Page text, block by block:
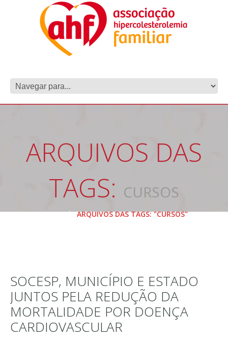
ARQUIVOS DAS
TAGS: CURSOS
HOME ARQUIVOS DAS TAGS: "CURSOS"
SOCESP, MUNICÍPIO E ESTADO
JUNTOS PELA REDUÇÃO DA
MORTALIDADE POR DOENÇA
CARDIOVASCULAR